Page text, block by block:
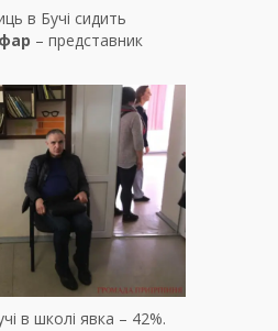
в Бучі сидить
– представник
в школі явка – 42%.